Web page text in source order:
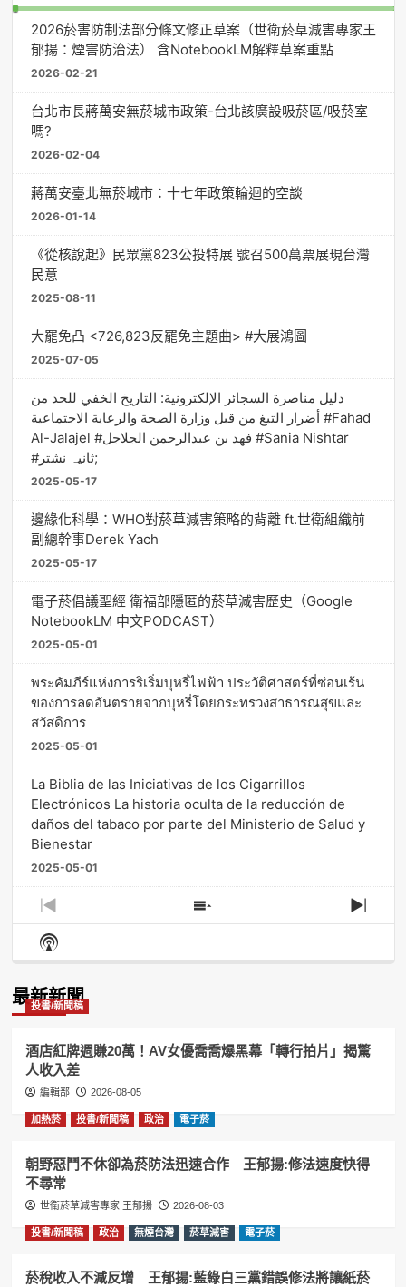
2026菸害防制法部分條文修正草案（世衛菸草減害專家王
郁揚：煙害防治法） 含NotebookLM解釋草案重點
2026-02-21
台北市長蔣萬安無菸城市政策-台北該廣設吸菸區/吸菸室
嗎?
2026-02-04
蔣萬安臺北無菸城市：十七年政策輪迴的空談
2026-01-14
《從核說起》民眾黨823公投特展 號召500萬票展現台灣
民意
2025-08-11
大罷免凸 <726,823反罷免主題曲> #大展鴻圖
2025-07-05
دليل مناصرة السجائر الإلكترونية: التاريخ الخفي للحد من
أضرار التبغ من قبل وزارة الصحة والرعاية الاجتماعية #Fahad
Al-Jalajel #فهد بن عبدالرحمن الجلاجل #Sania Nishtar
#ثانیہ نشتر;
2025-05-17
邊緣化科學：WHO對菸草減害策略的背離 ft.世衛組織前
副總幹事Derek Yach
2025-05-17
電子菸倡議聖經 衛福部隱匿的菸草減害歷史（Google
NotebookLM 中文PODCAST）
2025-05-01
พระคัมภีร์แห่งการริเริ่มบุหรี่ไฟฟ้า ประวัติศาสตร์ที่ซ่อนเร้น
ของการลดอันตรายจากบุหรี่โดยกระทรวงสาธารณสุขและ
สวัสดิการ
2025-05-01
La Biblia de las Iniciativas de los Cigarrillos
Electrónicos La historia oculta de la reducción de
daños del tabaco por parte del Ministerio de Salud y
Bienestar
2025-05-01
Previous
Episode
Show
Episodes
Next
Show
Podcast
最新新聞
投書/新聞稿
酒店紅牌週賺20萬！AV女優喬喬爆黑幕「轉行拍片」揭驚
人收入差
編輯部 2026-08-05
加熱菸 投書/新聞稿 政治 電子菸
朝野惡鬥不休卻為菸防法迅速合作 王郁揚:修法速度快得
不尋常
世衛菸草減害專家 王郁揚 2026-08-03
投書/新聞稿 政治 無煙台灣 菸草減害 電子菸
菸稅收入不減反增 王郁揚:藍綠白三黨錯誤修法將讓紙菸